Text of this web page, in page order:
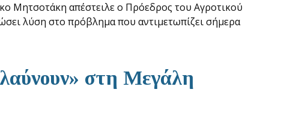
Μητσοτάκη απέστειλε ο Πρόεδρος του Αγροτικού
λύση στο πρόβλημα που αντιμετωπίζει σήμερα
στη Μεγάλη